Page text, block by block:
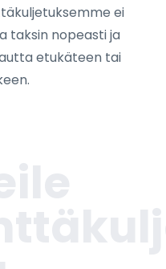
ei
taksin nopeasti ja
etukäteen tai